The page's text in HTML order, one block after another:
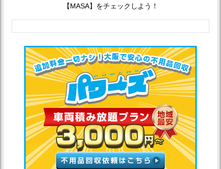
【MASA】をチェックしよう！